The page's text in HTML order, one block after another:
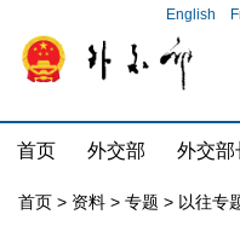
English
首页 外交部 外交部
首页 > 资料 > 专题 > 以往专